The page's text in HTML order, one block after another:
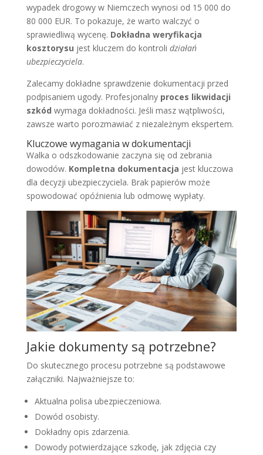
wypadek drogowy w Niemczech wynosi od 15 000 do
80 000 EUR. To pokazuje, że warto walczyć o
sprawiedliwą wycenę. Dokładna weryfikacja
kosztorysu jest kluczem do kontroli działań
ubezpieczyciela.
Zalecamy dokładne sprawdzenie dokumentacji przed
podpisaniem ugody. Profesjonalny proces likwidacji
szkód wymaga dokładności. Jeśli masz wątpliwości,
zawsze warto porozmawiać z niezależnym ekspertem.
Kluczowe wymagania w dokumentacji
Walka o odszkodowanie zaczyna się od zebrania
dowodów. Kompletna dokumentacja jest kluczowa
dla decyzji ubezpieczyciela. Brak papierów może
spowodować opóźnienia lub odmowę wypłaty.
Jakie dokumenty są potrzebne?
Do skutecznego procesu potrzebne są podstawowe
załączniki. Najważniejsze to:
Aktualna polisa ubezpieczeniowa.
Dowód osobisty.
Dokładny opis zdarzenia.
Dowody potwierdzające szkodę, jak zdjęcia czy